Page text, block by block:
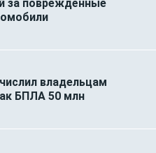
за повреждённые
владельцам
БПЛА 50 млн